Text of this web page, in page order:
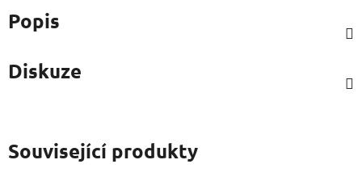
Popis
Diskuze
Související produkty